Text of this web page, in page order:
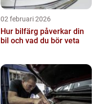
02 februari 2026
Hur bilfärg påverkar din
bil och vad du bör veta